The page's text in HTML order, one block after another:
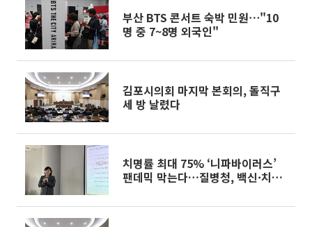
부산 BTS 콘서트 숙박 민원⋯"10
명 중 7~8명 외국인"
김포시의회 마지막 본회의, 돌직구
세 방 날렸다
치명률 최대 75% ‘니파바이러스’
팬데믹 막는다…질병청, 백신·치료